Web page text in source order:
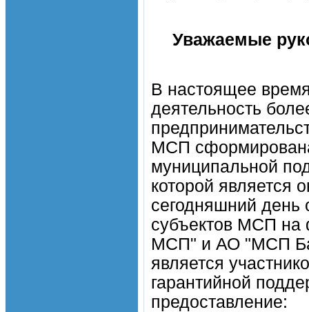
Уважаемые
В настоящее
деятельность
МСП
муниципальной
которой является
сегодняшний день
субъектов МСП на
МСП" и АО "МСП
является
гарантийной
предоставление: